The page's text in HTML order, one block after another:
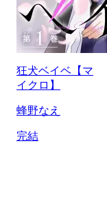
狂犬ベイベ【マ
イクロ】
蜂野なえ
完結